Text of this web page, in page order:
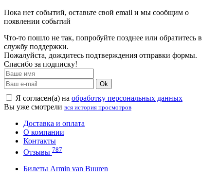
Пока нет событий, оставьте свой email и мы сообщим о
появлении событий
Что-то пошло не так, попробуйте позднее или обратитесь в
службу поддержки.
Пожалуйста, дождитесь подтверждения отправки формы.
Спасибо за подписку!
Ok
Я согласен(а) на обработку персональных данных
Вы уже смотрели вся история просмотров
Доставка и оплата
О компании
Контакты
Отзывы 787
Билеты Armin van Buuren